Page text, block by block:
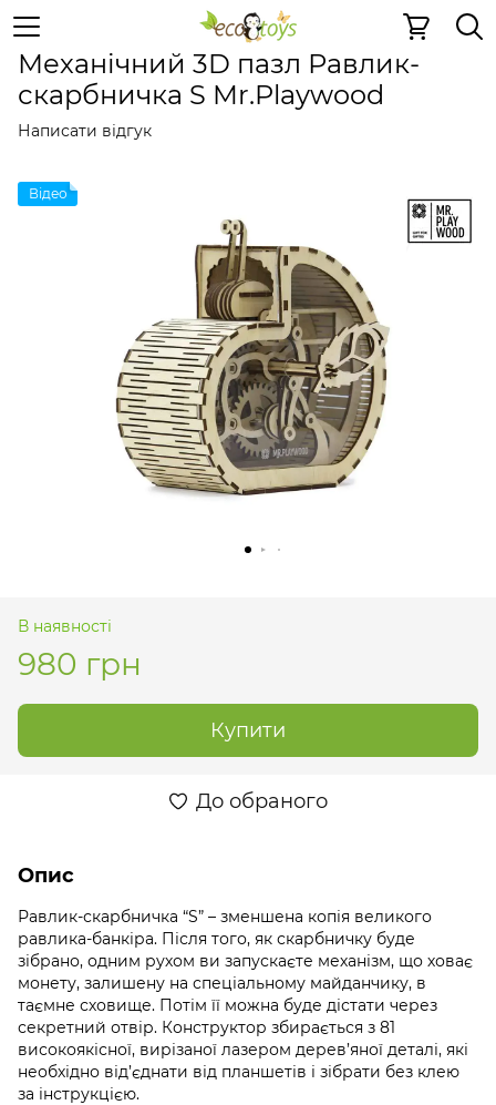
Дерев'яні конструктори Механічні 3D пазли
Механічний 3D пазл Равлик-
скарбничка S Mr.Playwood
Написати відгук
Відео
В наявності
980 грн
Купити
До обраного
Опис
Равлик-скарбничка “S” – зменшена копія великого
равлика-банкіра. Після того, як скарбничку буде
зібрано, одним рухом ви запускаєте механізм, що ховає
монету, залишену на спеціальному майданчику, в
таємне сховище. Потім її можна буде дістати через
секретний отвір. Конструктор збирається з 81
високоякісної, вирізаної лазером дерев’яної деталі, які
необхідно від’єднати від планшетів і зібрати без клею
за інструкцією.